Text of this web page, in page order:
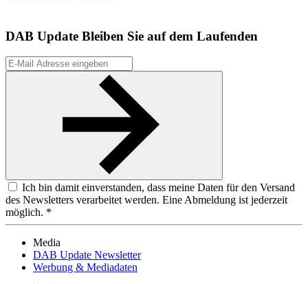
DAB Update Bleiben Sie auf dem Laufenden
Ich bin damit einverstanden, dass meine Daten für den Versand
des Newsletters verarbeitet werden. Eine Abmeldung ist jederzeit
möglich. *
Media
DAB Update Newsletter
Werbung & Mediadaten